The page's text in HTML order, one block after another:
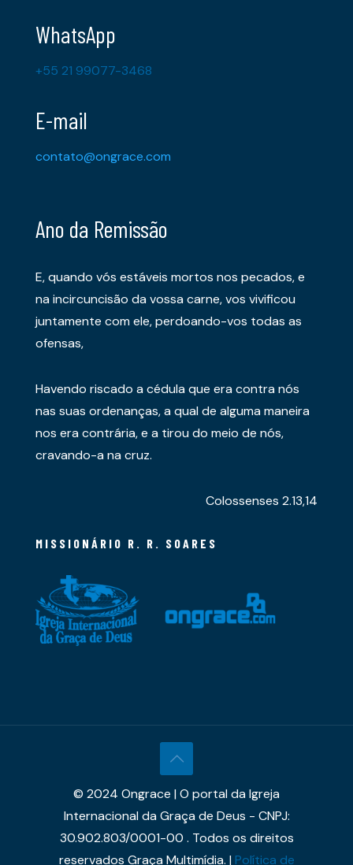
WhatsApp
+55 21 99077-3468
E-mail
contato@ongrace.com
Ano da Remissão
E, quando vós estáveis mortos nos pecados, e
na incircuncisão da vossa carne, vos vivificou
juntamente com ele, perdoando-vos todas as
ofensas,
Havendo riscado a cédula que era contra nós
nas suas ordenanças, a qual de alguma maneira
nos era contrária, e a tirou do meio de nós,
cravando-a na cruz.
Colossenses 2.13,14
MISSIONÁRIO R. R. SOARES
© 2024 Ongrace | O portal da Igreja
Internacional da Graça de Deus - CNPJ:
30.902.803/0001-00 . Todos os direitos
reservados Graça Multimídia. |Política de